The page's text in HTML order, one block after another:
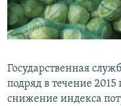
ПОБЕДИТЕЛЕЙ НЕ СУДЯТ?
КРЫМ.НЕПОКОРЕННЫЙ
УКРАИНСКАЯ ПРОБЛЕМА
ПРИСОЕДИНЯЙТЕСЬ!
Все сайты RFE/RL
Государственная
подряд в течение 2015
снижение индекса